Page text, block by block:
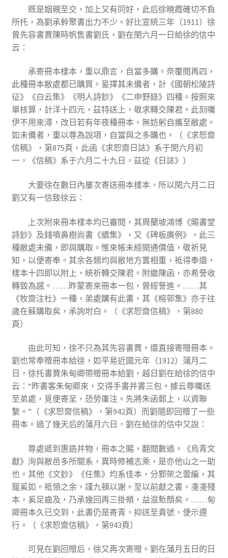
既是姻親至交，加上又有同好，此后徐曉霞確切不負
所托，為劉承幹聚書出力不少。好比宣統三年（1911）徐
曾先容書賈陳時帆售書劉氏，劉在閏六月一日給徐的信中
云：
承寄冊本樣本，重以鼎言，自當多購。奈覆閱再四，
此種冊本敝處都已購買。爰擇其未備者，計《國朝松陵詩
征》《白云集》《明人詩鈔》《二申野錄》四種。按照來
單核算，計洋十四元，茲特送上，敬求轉交陳君。此刻囑
伊不用來潯，改日若有年夜種冊本，無妨躬自攜至敝處。
如未備者，重以尊為說項，自當與之多購也。（《求恕齋
信稿》，第875頁，此函《求恕齋日誌》系于閏六月初
一，《信稿》系于六月二十九日，茲從《日誌》）
大要徐在數日內屢次寄送冊本樣本，所以閏六月二日
劉又有一信致徐云：
上次附來冊本樣本均已審閱，其周蘭坡鴻博《賜書堂
詩鈔》及錢噴鼻樹尚書《續集》，又《碑板廣例》，此三
種敝處未備，即與購取。惟來帳未經開通價值，敬祈見
知，以便寄奉。其余各類均與敝地方置相重，祗得奉還，
樣本十四即以附上，統祈轉交陳君。附繳陳函，亦希詧收
轉致為感。……昨蒙寄來冊本一包，曾經詧進。……其
《牧齋注杜》一種，弟處購有此書，其《榕邨集》亦于往
歲在蘇購取矣，承詢坿白。（《求恕齋信稿》，第880
頁）
由此可知，徐不只為其先容書賈，還直接寄贈冊本。
劉也常奉贈冊本給徐，如平易近國元年（1912）蒲月二
日，徐托書賈朱甸卿帶贈冊本給劉，越日劉在給徐的信中
云：“昨書客朱甸卿來，交得手書并書三包。據云尊囑送
至弟處，覓便寄呈，恐勞廑注。先將朱函郵上，以資聯
繫。”（《求恕齋信稿》，第942頁）而劉隨即回贈了一些
冊本。過了幾天后的蒲月六日，劉在給徐的信中又說：
尊處遞到惠誥并物，冊本之賜，翻閱數過。《烏青文
獻》洵與敝邑多所關系，異時修補志乘，是亦他山之一助
也。其他《文鈔》《任集》均系佳本，分鄴架之蕓編，其
寵奚如。祗領之余，謹九頓以謝。至以前獻之書，戔戔殘
本，奚足齒及，乃承幾回再三掛頰，益滋慙顏矣。……甸
卿冊本久已交到，此書仍是寄青，抑送至貴號，便示遵
行。（《求恕齋信稿》，第943頁）
可見在劉回贈后，徐又再次寄贈。劉在蒲月五日的日